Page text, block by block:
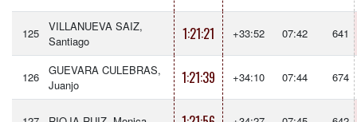
125
VILLANUEVA SAIZ,
Santiago
1:21:21 +33:52 07:42 641
126
GUEVARA CULEBRAS,
Juanjo
1:21:39 +34:10 07:44 674